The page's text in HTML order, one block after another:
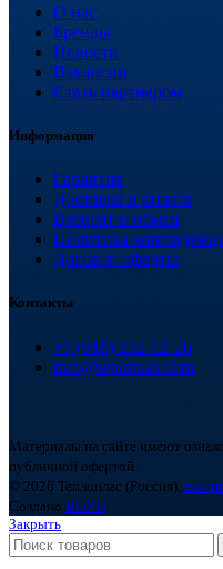
О нас
Бренды
Новости
Вакансии
Стать партнером
Информация
Гарантия
Доставка и оплата
Возврат и обмен
Политика
Договор оферты
Контакты
+7 (918) 252-12-26
info@teploplas.com
Материалы на сайте имеют
публичной офертой.
© 2026 Теплоплас (Россия). Все
Создано BOND
Закрыть